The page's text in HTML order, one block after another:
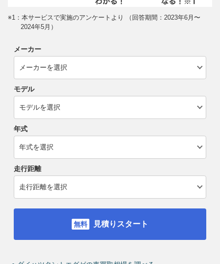
※1：本サービスで実施のアンケートより （回答期間：2023年6月〜
2024年5月）
メーカー
モデル
年式
走行距離
見積りスタート